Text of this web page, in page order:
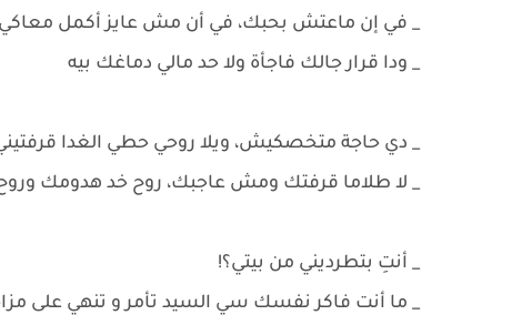
_ في إن ماعتش بحبك، في أن مش عايز أكمل معاكي
_ ودا قرار جالك فاجأة ولا حد مالي دماغك بيه
_ دي حاجة متخصكيش، ويلا روحي حطي الغدا
_ لا طلاما قرفتك ومش عاجبك، روح خد هدومك
_ أنتِ بتطرديني من بيتي؟!
_ ما أنت فاكر نفسك سي السيد تأمر و تنهي على